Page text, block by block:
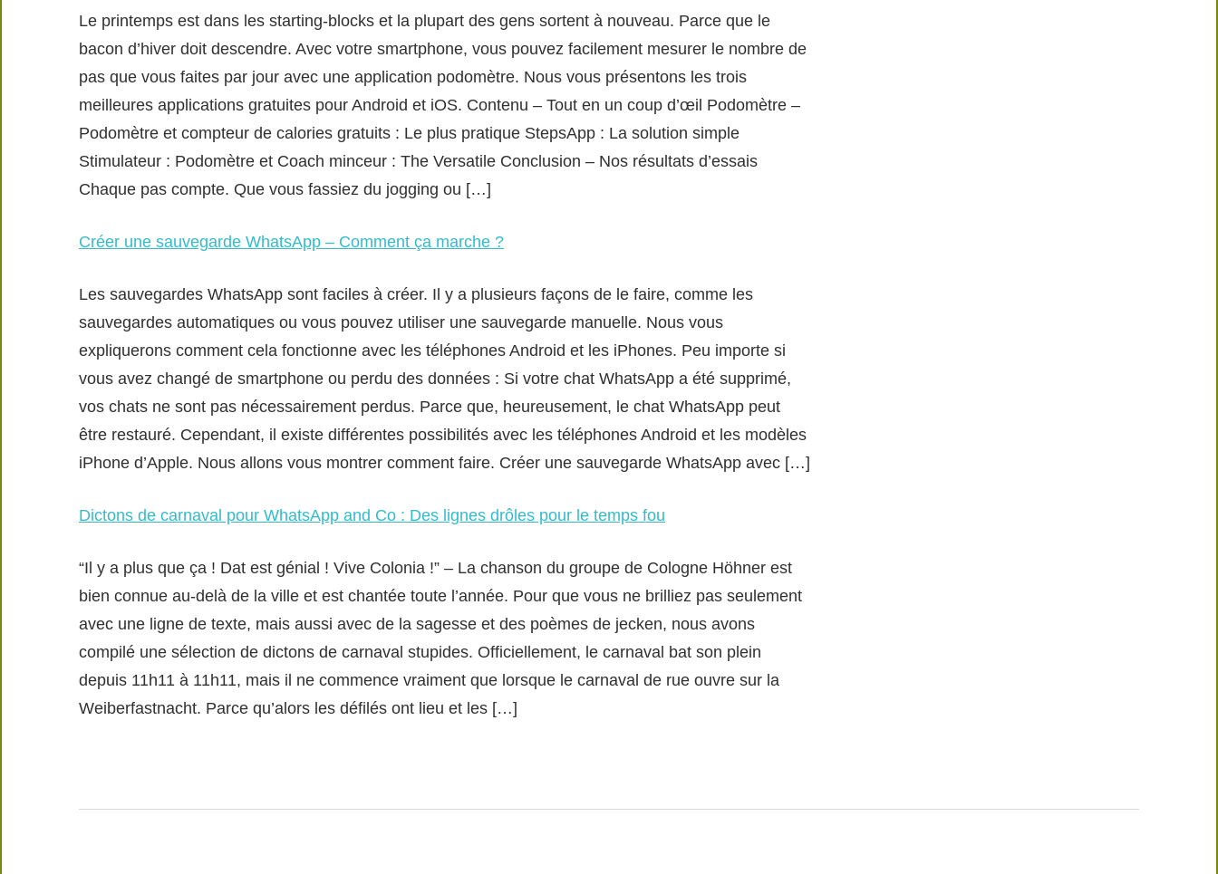
Le printemps est dans les starting-blocks et la plupart des gens sortent à nouveau. Parce que le
bacon d’hiver doit descendre. Avec votre smartphone, vous pouvez facilement mesurer le nombre de
pas que vous faites par jour avec une application podomètre. Nous vous présentons les trois
meilleures applications gratuites pour Android et iOS. Contenu – Tout en un coup d’œil Podomètre –
Podomètre et compteur de calories gratuits : Le plus pratique StepsApp : La solution simple
Stimulateur : Podomètre et Coach minceur : The Versatile Conclusion – Nos résultats d’essais
Chaque pas compte. Que vous fassiez du jogging ou […]
Créer une sauvegarde WhatsApp – Comment ça marche ?
Les sauvegardes WhatsApp sont faciles à créer. Il y a plusieurs façons de le faire, comme les
sauvegardes automatiques ou vous pouvez utiliser une sauvegarde manuelle. Nous vous
expliquerons comment cela fonctionne avec les téléphones Android et les iPhones. Peu importe si
vous avez changé de smartphone ou perdu des données : Si votre chat WhatsApp a été supprimé,
vos chats ne sont pas nécessairement perdus. Parce que, heureusement, le chat WhatsApp peut
être restauré. Cependant, il existe différentes possibilités avec les téléphones Android et les modèles
iPhone d’Apple. Nous allons vous montrer comment faire. Créer une sauvegarde WhatsApp avec […]
Dictons de carnaval pour WhatsApp and Co : Des lignes drôles pour le temps fou
“Il y a plus que ça ! Dat est génial ! Vive Colonia !” – La chanson du groupe de Cologne Höhner est
bien connue au-delà de la ville et est chantée toute l’année. Pour que vous ne brilliez pas seulement
avec une ligne de texte, mais aussi avec de la sagesse et des poèmes de jecken, nous avons
compilé une sélection de dictons de carnaval stupides. Officiellement, le carnaval bat son plein
depuis 11h11 à 11h11, mais il ne commence vraiment que lorsque le carnaval de rue ouvre sur la
Weiberfastnacht. Parce qu’alors les défilés ont lieu et les […]